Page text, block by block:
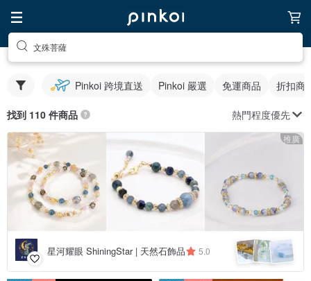
文殊菩薩
Pinkoi 跨境直送 Pinkoi 嚴選 免運商品 折扣商
找到 110 件商品 熱門程度優先
推廣
星河耀眼 ShiningStar | 天然石飾品 5.0